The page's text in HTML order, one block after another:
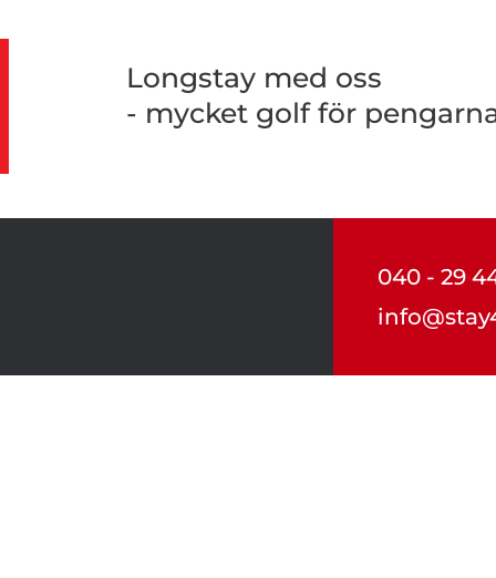
Longstay med oss
- mycket golf för
040 - 29